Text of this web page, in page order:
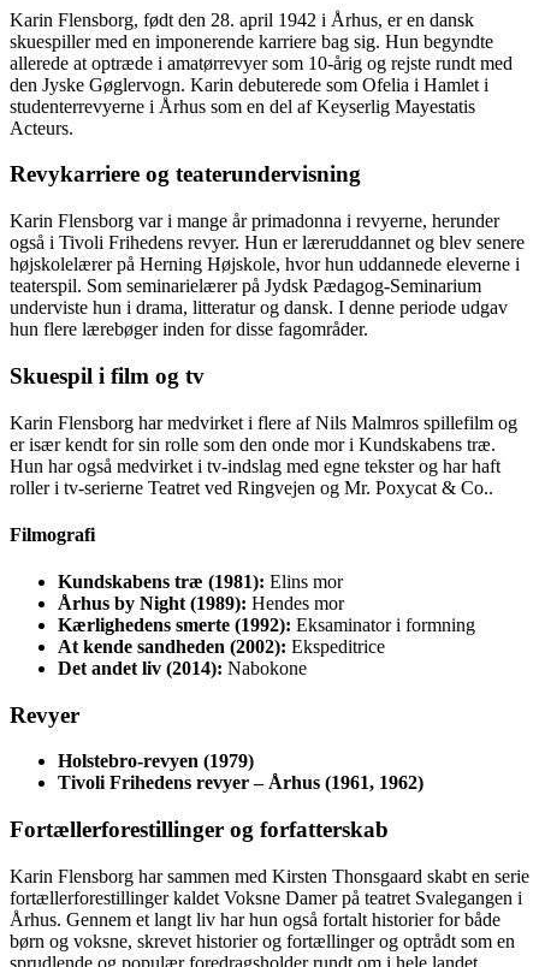
Karin Flensborg, født den 28. april 1942 i Århus, er en dansk
skuespiller med en imponerende karriere bag sig. Hun begyndte
allerede at optræde i amatørrevyer som 10-årig og rejste rundt med
den Jyske Gøglervogn. Karin debuterede som Ofelia i Hamlet i
studenterrevyerne i Århus som en del af Keyserlig Mayestatis
Acteurs.
Revykarriere og teaterundervisning
Karin Flensborg var i mange år primadonna i revyerne, herunder
også i Tivoli Frihedens revyer. Hun er læreruddannet og blev senere
højskolelærer på Herning Højskole, hvor hun uddannede eleverne i
teaterspil. Som seminarielærer på Jydsk Pædagog-Seminarium
underviste hun i drama, litteratur og dansk. I denne periode udgav
hun flere lærebøger inden for disse fagområder.
Skuespil i film og tv
Karin Flensborg har medvirket i flere af Nils Malmros spillefilm og
er især kendt for sin rolle som den onde mor i Kundskabens træ.
Hun har også medvirket i tv-indslag med egne tekster og har haft
roller i tv-serierne Teatret ved Ringvejen og Mr. Poxycat & Co..
Filmografi
Kundskabens træ (1981): Elins mor
Århus by Night (1989): Hendes mor
Kærlighedens smerte (1992): Eksaminator i formning
At kende sandheden (2002): Ekspeditrice
Det andet liv (2014): Nabokone
Revyer
Holstebro-revyen (1979)
Tivoli Frihedens revyer – Århus (1961, 1962)
Fortællerforestillinger og forfatterskab
Karin Flensborg har sammen med Kirsten Thonsgaard skabt en serie
fortællerforestillinger kaldet Voksne Damer på teatret Svalegangen i
Århus. Gennem et langt liv har hun også fortalt historier for både
børn og voksne, skrevet historier og fortællinger og optrådt som en
sprudlende og populær foredragsholder rundt om i hele landet.